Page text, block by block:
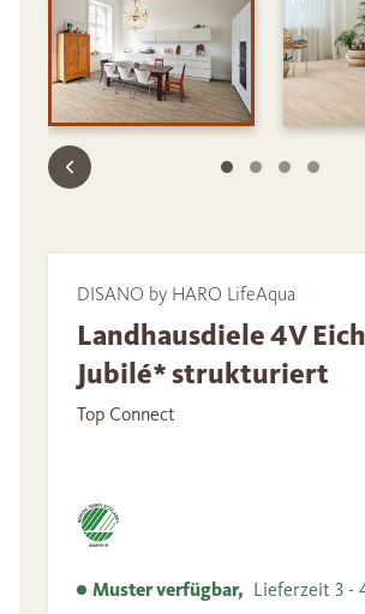
DISANO by HARO LifeAqua
Landhausdiele 4V
Jubilé* strukturiert
Top Connect
Muster verfügbar, Lieferzeit 3 -